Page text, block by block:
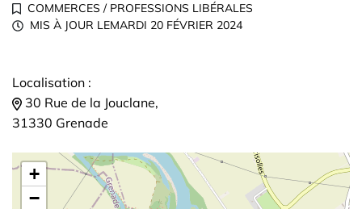
COMMERCES / PROFESSIONS LIBÉRALES
MIS À JOUR LEMARDI 20 FÉVRIER 2024
Localisation :
30 Rue de la Jouclane,
31330 Grenade
+
−